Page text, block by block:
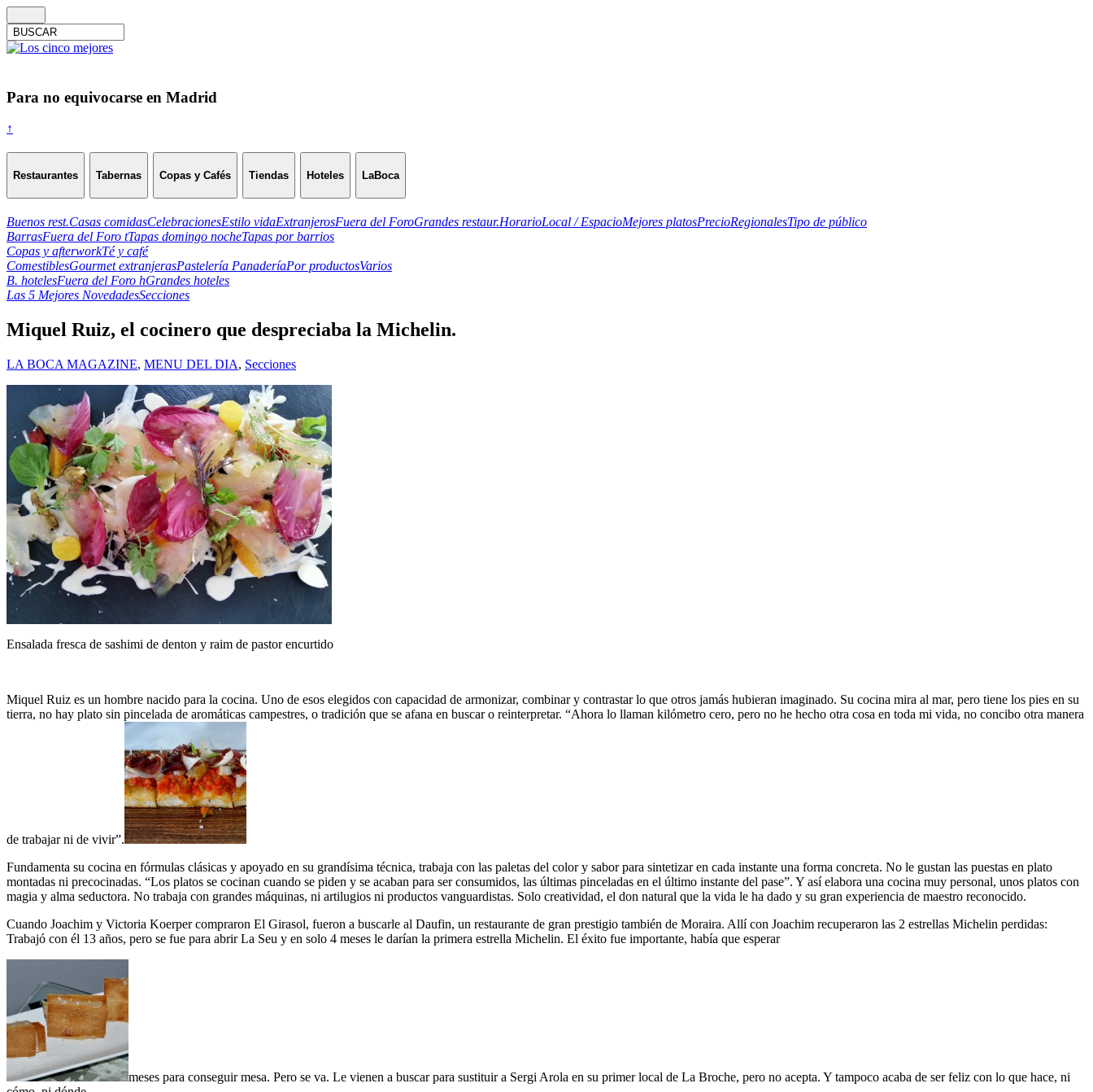
Para no equivocarse en Madrid
↑
Restaurantes Tabernas Copas y Cafés Tiendas Hoteles LaBoca
Buenos rest.Casas comidasCelebracionesEstilo vidaExtranjerosFuera del ForoGrandes restaur.HorarioLocal / EspacioMejores platosPrecioRegionalesTipo de público
BarrasFuera del Foro tTapas domingo nocheTapas por barrios
Copas y afterworkTé y café
ComestiblesGourmet extranjerasPastelería PanaderíaPor productosVarios
B. hotelesFuera del Foro hGrandes hoteles
Las 5 Mejores NovedadesSecciones
Miquel Ruiz, el cocinero que despreciaba la Michelin.
LA BOCA MAGAZINE, MENU DEL DIA, Secciones
Ensalada fresca de sashimi de denton y raim de pastor encurtido
Miquel Ruiz es un hombre nacido para la cocina. Uno de esos elegidos con capacidad de armonizar, combinar y contrastar lo que otros jamás hubieran imaginado. Su cocina mira al mar, pero tiene los pies en su
tierra, no hay plato sin pincelada de aromáticas campestres, o tradición que se afana en buscar o reinterpretar. “Ahora lo llaman kilómetro cero, pero no he hecho otra cosa en toda mi vida, no concibo otra manera
de trabajar ni de vivir”.
Fundamenta su cocina en fórmulas clásicas y apoyado en su grandísima técnica, trabaja con las paletas del color y sabor para sintetizar en cada instante una forma concreta. No le gustan las puestas en plato
montadas ni precocinadas. “Los platos se cocinan cuando se piden y se acaban para ser consumidos, las últimas pinceladas en el último instante del pase”. Y así elabora una cocina muy personal, unos platos con
magia y alma seductora. No trabaja con grandes máquinas, ni artilugios ni productos vanguardistas. Solo creatividad, el don natural que la vida le ha dado y su gran experiencia de maestro reconocido.
Cuando Joachim y Victoria Koerper compraron El Girasol, fueron a buscarle al Daufin, un restaurante de gran prestigio también de Moraira. Allí con Joachim recuperaron las 2 estrellas Michelin perdidas:
Trabajó con él 13 años, pero se fue para abrir La Seu y en solo 4 meses le darían la primera estrella Michelin. El éxito fue importante, había que esperar
meses para conseguir mesa. Pero se va. Le vienen a buscar para sustituir a Sergi Arola en su primer local de La Broche, pero no acepta. Y tampoco acaba de ser feliz con lo que hace, ni